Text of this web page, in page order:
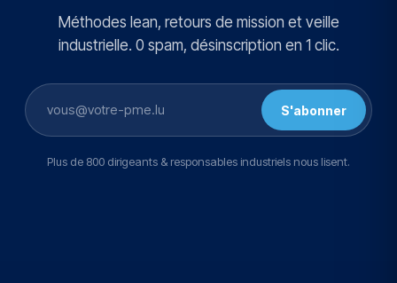
Méthodes lean, retours de mission et veille
industrielle. 0 spam, désinscription en 1 clic.
S'abonner
Plus de 800 dirigeants & responsables industriels nous lisent.